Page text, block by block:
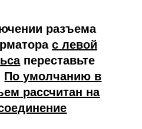
разъема
с левой
переставьте
По умолчанию в
рассчитан на